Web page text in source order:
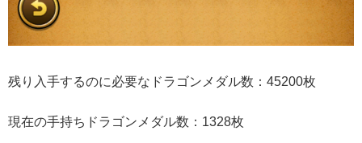
残り入手するのに必要なドラゴンメダル数：45200枚
現在の手持ちドラゴンメダル数：1328枚